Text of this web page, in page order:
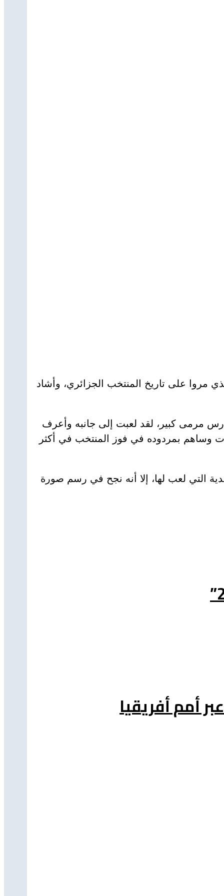
على تاريخ المنتخب الجزائري، وأشاد
مرمى كبير، لقد لعبت إلى جانبه وأعرف
وساهم بمردوده في فوز المنتخب في أكثر
التي لعب لها، إلا أنه نجح في رسم صورة